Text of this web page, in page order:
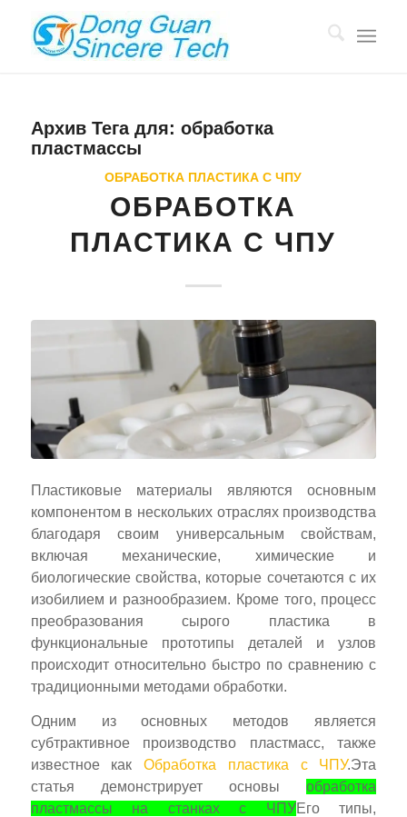
Архив Тега для: обработка
пластмассы
ОБРАБОТКА ПЛАСТИКА С ЧПУ
ОБРАБОТКА
ПЛАСТИКА С ЧПУ
Пластиковые материалы являются основным
компонентом в нескольких отраслях производства
благодаря своим универсальным свойствам,
включая механические, химические и
биологические свойства, которые сочетаются с их
изобилием и разнообразием. Кроме того, процесс
преобразования сырого пластика в
функциональные прототипы деталей и узлов
происходит относительно быстро по сравнению с
традиционными методами обработки.
Одним из основных методов является
субтрактивное производство пластмасс, также
известное какОбработка пластика с ЧПУ.Эта
статья демонстрирует основыобработка
пластмассы на станках с ЧПУЕго типы,